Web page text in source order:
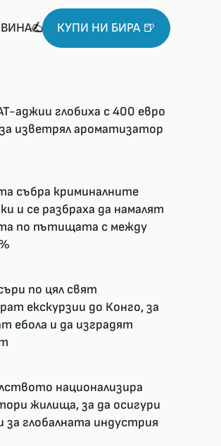
КУПИ НИ БИРА 🍺
аджии глобиха с 400 евро
изветрял ароматизатор
събра криминалните
и се разбраха да намалят
по пътищата с между
по цял свят
екскурзии до Конго, за
ебола и да изградят
национализира
жилища, за да осигури
за глобалната индустрия